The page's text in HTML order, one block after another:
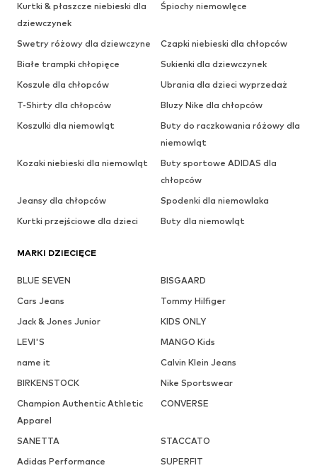
Kurtki & płaszcze niebieski dla
dziewczynek
Śpiochy niemowlęce
Swetry różowy dla dziewczyne
Czapki niebieski dla chłopców
Białe trampki chłopięce
Sukienki dla dziewczynek
Koszule dla chłopców
Ubrania dla dzieci wyprzedaż
T-Shirty dla chłopców
Bluzy Nike dla chłopców
Koszulki dla niemowląt
Buty do raczkowania różowy dla
niemowląt
Kozaki niebieski dla niemowląt
Buty sportowe ADIDAS dla
chłopców
Jeansy dla chłopców
Spodenki dla niemowlaka
Kurtki przejściowe dla dzieci
Buty dla niemowląt
MARKI DZIECIĘCE
BLUE SEVEN
BISGAARD
Cars Jeans
Tommy Hilfiger
Jack & Jones Junior
KIDS ONLY
LEVI'S
MANGO Kids
name it
Calvin Klein Jeans
BIRKENSTOCK
Nike Sportswear
Champion Authentic Athletic
Apparel
CONVERSE
SANETTA
STACCATO
Adidas Performance
SUPERFIT